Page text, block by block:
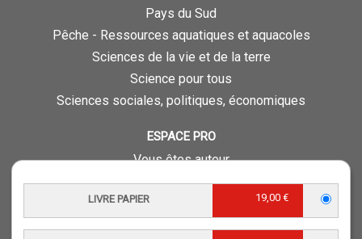
LIVRE PAPIER 19,00 €
Pays du Sud
Pêche - Ressources aquatiques et aquacoles
Sciences de la vie et de la terre
Science pour tous
Sciences sociales, politiques, économiques
ESPACE PRO
Vous êtes auteur
Vous êtes journaliste
Vous êtes libraire